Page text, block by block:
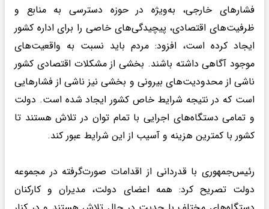
فشارهای خارجی، به‌ویژه در حوزه دسترسی به منابع و
ظرفیت‌های اقتصادی، پیچیدگی‌های خاصی را برای اداره کشور
ایجاد کرده است، افزود: مردم باید نسبت به واقعیت‌های
موجود آگاهی داشته باشند. بخشی از مشکلات اقتصادی کشور
ناشی از محدودیت‌های بیرونی و بخشی نیز ناشی از فشارهایی
است که در نتیجه شرایط خاص کشور ایجاد شده است. دولت
و تمامی دستگاه‌های اجرایی با تمام توان در تلاش هستند تا
کشور با کمترین هزینه و آسیب از این شرایط عبور کند.
رئیس‌جمهوری با قدردانی از اقدامات صورت‌گرفته در مجموعه
دولت تصریح کرد: همه اعضای دولت، مدیران و کارکنان